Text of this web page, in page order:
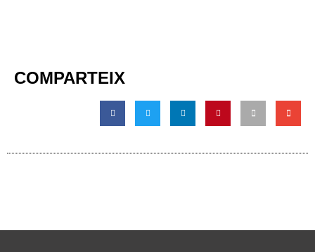
COMPARTEIX